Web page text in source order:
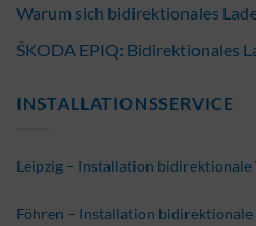
Warum sich bidirektionales
ŠKODA EPIQ: Bidirektionales
INSTALLATIONSSERVICE
Leipzig – Installation bidirektionale
Föhren – Installation